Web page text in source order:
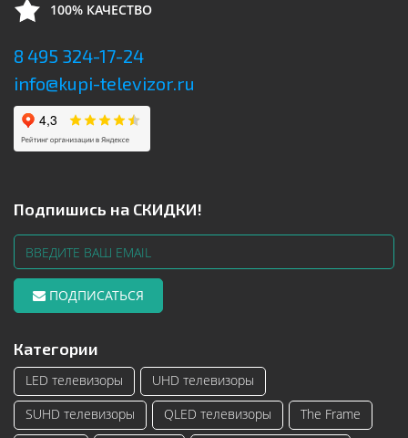
100% КАЧЕСТВО
8 495 324-17-24
info@kupi-televizor.ru
Подпишись на СКИДКИ!
ПОДПИСАТЬСЯ
Категории
LED телевизоры
UHD телевизоры
SUHD телевизоры
QLED телевизоры
The Frame